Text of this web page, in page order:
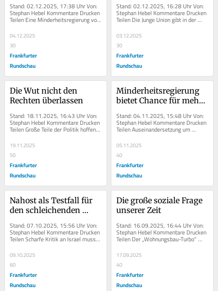
Stand: 02.12.2025, 17:38 Uhr Von:
Stephan Hebel Kommentare Drucken
Teilen Eine Minderheitsregierung von
CDU/CSU könnte wechselnde...
04.12.2025
30
Frankfurter
Rundschau
Stand: 02.12.2025, 16:28 Uhr Von:
Stephan Hebel Kommentare Drucken
Teilen Die Junge Union gibt in der
Rentendebatte den Ton an....
03.12.2025
30
Frankfurter
Rundschau
Die Wut nicht den
Rechten überlassen
Stand: 18.11.2025, 16:43 Uhr Von:
Stephan Hebel Kommentare Drucken
Teilen Große Teile der Politik hoffen
19.11.2025
50
Frankfurter
Rundschau
Minderheitsregierung
bietet Chance für mehr
Stand: 04.11.2025, 15:48 Uhr Von:
Stephan Hebel Kommentare Drucken
Teilen Auseinandersetzung um
Wehrpflicht und Rente zeigt:...
05.11.2025
40
Frankfurter
Rundschau
Nahost als Testfall für
den schleichenden
Stand: 07.10.2025, 15:56 Uhr Von:
Stephan Hebel Kommentare Drucken
Teilen Scharfe Kritik an Israel muss
09.10.2025
60
Frankfurter
Rundschau
Die große soziale Frage
unserer Zeit
Stand: 16.09.2025, 16:44 Uhr Von:
Stephan Hebel Kommentare Drucken
Teilen Der „Wohnungsbau-Turbo“
wird die Not auf dem...
17.09.2025
40
Frankfurter
Rundschau